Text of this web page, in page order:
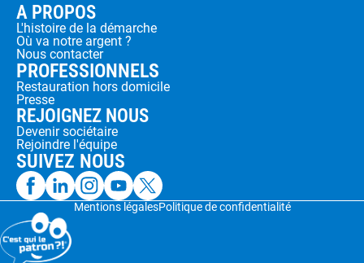
A PROPOS
L'histoire de la démarche
Où va notre argent ?
Nous contacter
PROFESSIONNELS
Restauration hors domicile
Presse
REJOIGNEZ NOUS
Devenir sociétaire
Rejoindre l'équipe
SUIVEZ NOUS
Mentions légalesPolitique de confidentialité